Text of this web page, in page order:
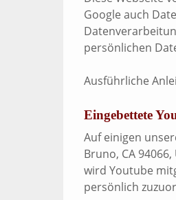
Google auch
persönlichen
Ausführliche
Eingebettete
Auf einigen
Bruno, CA
wird Youtube
persönlich